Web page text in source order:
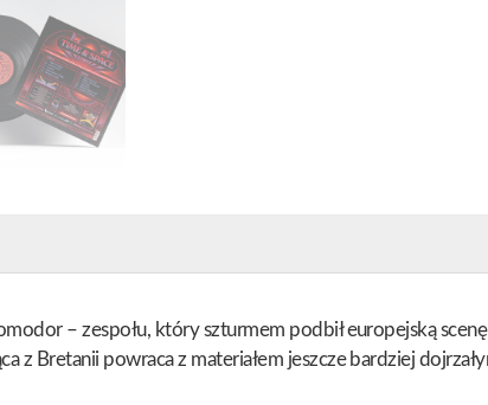
– zespołu, który szturmem podbił europejską
z Bretanii powraca z materiałem jeszcze bardziej